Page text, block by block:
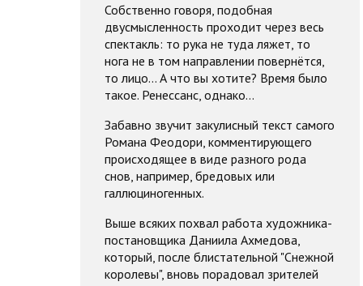
Собственно говоря, подобная
двусмысленность проходит через весь
спектакль: то рука не туда ляжет, то
нога не в том направлении повернётся,
то лицо... А что вы хотите? Время было
такое. Ренессанс, однако...
Забавно звучит закулисный текст самого
Романа Феодори, комментирующего
происходящее в виде разного рода
снов, например, бредовых или
галлюциногенных.
Выше всяких похвал работа художника-
постановщика Даниила Ахмедова,
который, после блистательной "Снежной
королевы", вновь порадовал зрителей